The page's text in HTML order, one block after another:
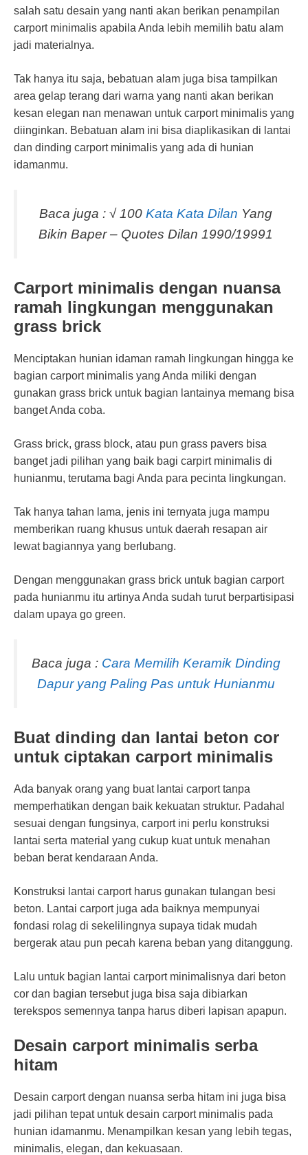
salah satu desain yang nanti akan berikan penampilan
carport minimalis apabila Anda lebih memilih batu alam
jadi materialnya.
Tak hanya itu saja, bebatuan alam juga bisa tampilkan
area gelap terang dari warna yang nanti akan berikan
kesan elegan nan menawan untuk carport minimalis yang
diinginkan. Bebatuan alam ini bisa diaplikasikan di lantai
dan dinding carport minimalis yang ada di hunian
idamanmu.
Baca juga : √ 100 Kata Kata Dilan Yang
Bikin Baper – Quotes Dilan 1990/19991
Carport minimalis dengan nuansa
ramah lingkungan menggunakan
grass brick
Menciptakan hunian idaman ramah lingkungan hingga ke
bagian carport minimalis yang Anda miliki dengan
gunakan grass brick untuk bagian lantainya memang bisa
banget Anda coba.
Grass brick, grass block, atau pun grass pavers bisa
banget jadi pilihan yang baik bagi carpirt minimalis di
hunianmu, terutama bagi Anda para pecinta lingkungan.
Tak hanya tahan lama, jenis ini ternyata juga mampu
memberikan ruang khusus untuk daerah resapan air
lewat bagiannya yang berlubang.
Dengan menggunakan grass brick untuk bagian carport
pada hunianmu itu artinya Anda sudah turut berpartisipasi
dalam upaya go green.
Baca juga : Cara Memilih Keramik Dinding
Dapur yang Paling Pas untuk Hunianmu
Buat dinding dan lantai beton cor
untuk ciptakan carport minimalis
Ada banyak orang yang buat lantai carport tanpa
memperhatikan dengan baik kekuatan struktur. Padahal
sesuai dengan fungsinya, carport ini perlu konstruksi
lantai serta material yang cukup kuat untuk menahan
beban berat kendaraan Anda.
Konstruksi lantai carport harus gunakan tulangan besi
beton. Lantai carport juga ada baiknya mempunyai
fondasi rolag di sekelilingnya supaya tidak mudah
bergerak atau pun pecah karena beban yang ditanggung.
Lalu untuk bagian lantai carport minimalisnya dari beton
cor dan bagian tersebut juga bisa saja dibiarkan
terekspos semennya tanpa harus diberi lapisan apapun.
Desain carport minimalis serba
hitam
Desain carport dengan nuansa serba hitam ini juga bisa
jadi pilihan tepat untuk desain carport minimalis pada
hunian idamanmu. Menampilkan kesan yang lebih tegas,
minimalis, elegan, dan kekuasaan.